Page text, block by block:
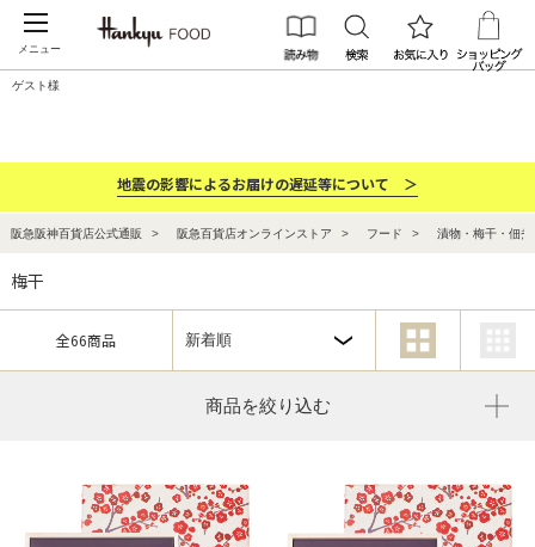
メニュー
ゲスト様
地震の影響によるお届けの遅延等について ＞
阪急阪神百貨店公式通販 阪急百貨店オンラインストア フード 漬物・梅干・佃煮
商品を絞り込む
梅干
全66商品